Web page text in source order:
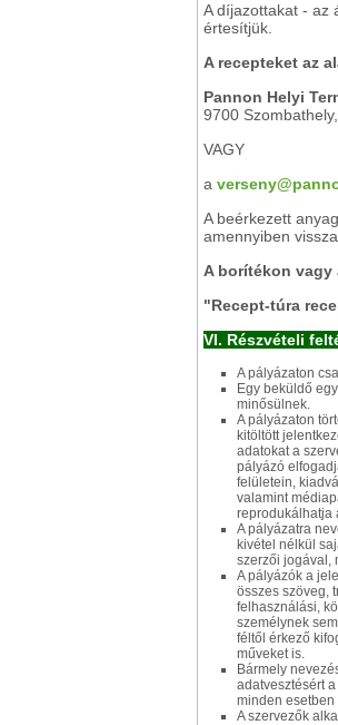
A díjazottakat - az
értesítjük.
A recepteket az
Pannon Helyi
9700
VAGY
a
A beérkezett
amennyiben
A borítékon vagy
"Recept-túra
VI. Részvételi
A pályázaton
Egy beküldő
minősülnek.
A pályázaton
kitöltött
adatokat a
pályázó
felületein,
valamint
reprodukálhatja
A pályázatra
kivétel nélkül
szerzői jogával,
A pályázók a
összes szöveg,
felhasználási,
személynek
féltől érkező
műveket is.
Bármely
adatvesztésért
minden
A szervezők